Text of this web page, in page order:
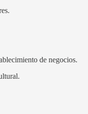
de negocios.